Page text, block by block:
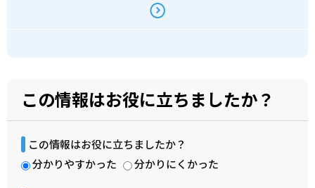
この情報はお役に立ちましたか？
この情報はお役に立ちましたか？
分かりやすかった
分かりにくかった